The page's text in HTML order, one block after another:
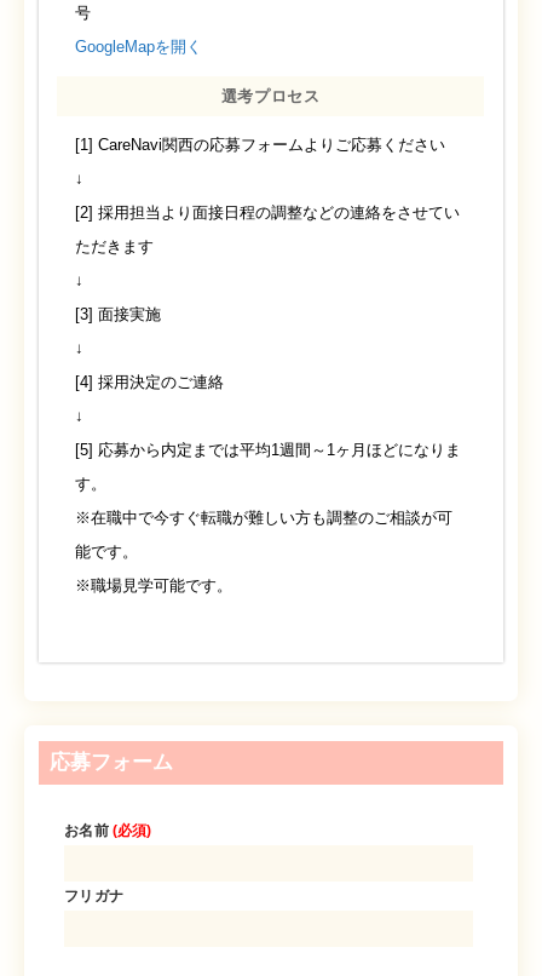
号
GoogleMapを開く
選考プロセス
[1] CareNavi関西の応募フォームよりご応募ください
↓
[2] 採用担当より面接日程の調整などの連絡をさせてい
ただきます
↓
[3] 面接実施
↓
[4] 採用決定のご連絡
↓
[5] 応募から内定までは平均1週間～1ヶ月ほどになりま
す。
※在職中で今すぐ転職が難しい方も調整のご相談が可
能です。
※職場見学可能です。
応募フォーム
お名前 (必須)
フリガナ